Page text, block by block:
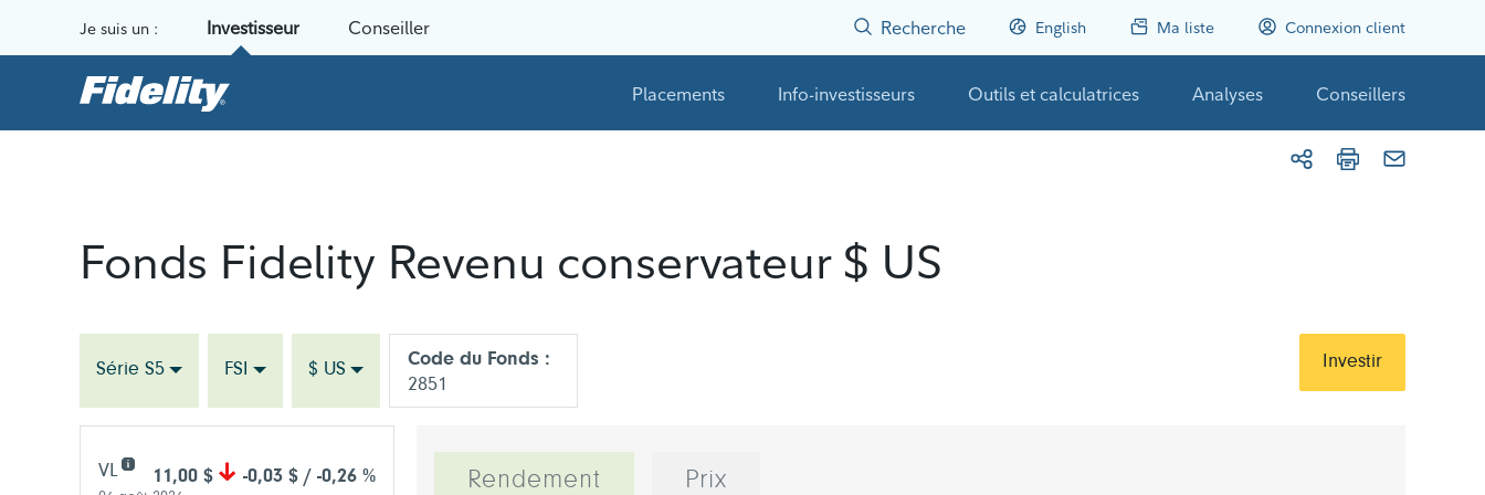
Je suis un : Investisseur Conseiller Recherche English Ma liste Connexion client
Placements Info-investisseurs Outils et calculatrices Analyses Conseillers
Fonds Fidelity Revenu conservateur $ US
Série S5 FSI $ US
Code du Fonds :
2851
Investir
VL 11,00 $ -0,03 $ / -0,26 % Rendement Prix